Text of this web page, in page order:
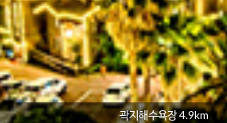
곽지해수욕장 4.9km